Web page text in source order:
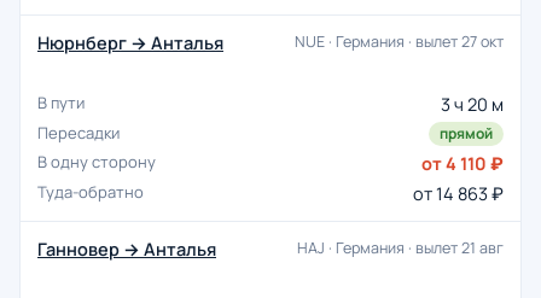
Нюрнберг → Анталья NUE · Германия · вылет 27 окт
3 ч 20 м
прямой
от 4 110 ₽
от 14 863 ₽
Ганновер → Анталья HAJ · Германия · вылет 21 авг